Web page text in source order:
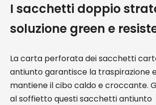
I sacchetti doppio
soluzione green e
La carta perforata dei sacchetti
antiunto garantisce la traspirazione
mantiene il cibo caldo e croccante.
al soffietto questi sacchetti antiunto